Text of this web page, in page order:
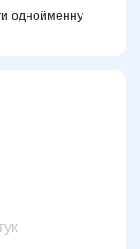
однойменну